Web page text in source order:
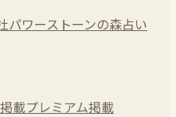
パワーストーンの森占い
載プレミアム掲載